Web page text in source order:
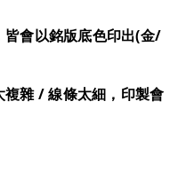
會以銘版底色印出(金/
雜 / 線條太細，印製會